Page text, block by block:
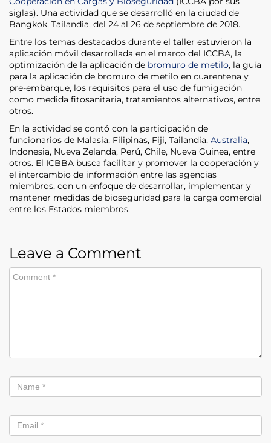
siglas). Una actividad que se desarrolló en la ciudad de
Bangkok, Tailandia, del 24 al 26 de septiembre de 2018.
Entre los temas destacados durante el taller estuvieron la
aplicación móvil desarrollada en el marco del ICCBA, la
optimización de la aplicación de bromuro de metilo, la guía
para la aplicación de bromuro de metilo en cuarentena y
pre-embarque, los requisitos para el uso de fumigación
como medida fitosanitaria, tratamientos alternativos, entre
otros.
En la actividad se contó con la participación de
funcionarios de Malasia, Filipinas, Fiji, Tailandia, Australia,
Indonesia, Nueva Zelanda, Perú, Chile, Nueva Guinea, entre
otros. El ICBBA busca facilitar y promover la cooperación y
el intercambio de información entre las agencias
miembros, con un enfoque de desarrollar, implementar y
mantener medidas de bioseguridad para la carga comercial
entre los Estados miembros.
Leave a Comment